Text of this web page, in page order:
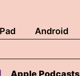
Android
Apple Podcasts